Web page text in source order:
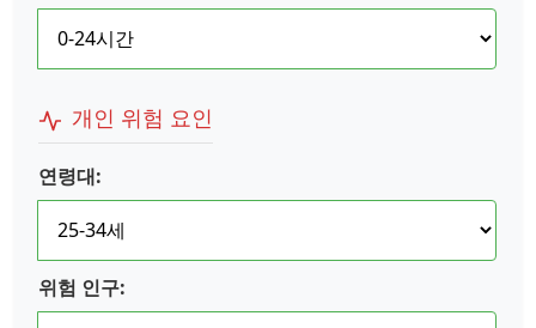
개인 위험 요인
연령대:
위험 인구: